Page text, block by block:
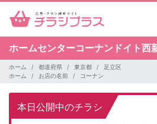
ホームセンターコーナンドイト西
ホーム 都道府県 東京都
足立区
ホーム
お店の名前 コーナン
本日公開中のチラシ